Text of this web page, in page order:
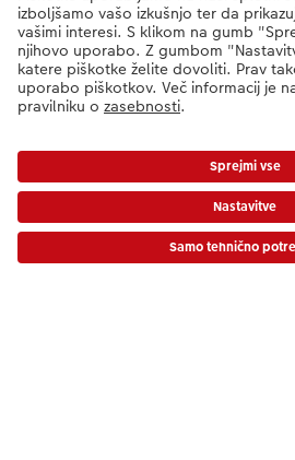
Kakovost & Zanesljivost
Trajnost pri CEWE
Storitve
*Cene so priporočene potrošniške cene in